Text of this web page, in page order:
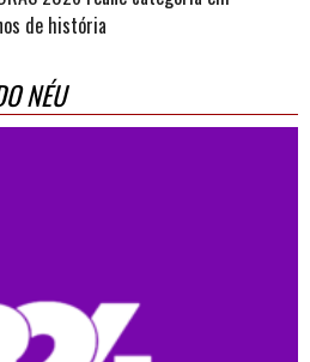
de história
NÉU